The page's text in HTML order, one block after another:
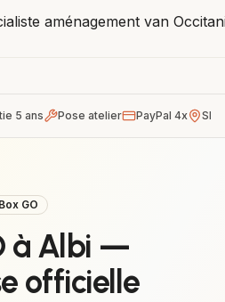
5 ans Pose atelier PayPal 4x
GO
à Albi —
officielle